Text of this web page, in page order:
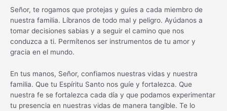
Señor, te rogamos que protejas y guíes a cada miembro de
nuestra familia. Líbranos de todo mal y peligro. Ayúdanos a
tomar decisiones sabias y a seguir el camino que nos
conduzca a ti. Permítenos ser instrumentos de tu amor y
gracia en el mundo.
En tus manos, Señor, confiamos nuestras vidas y nuestra
familia. Que tu Espíritu Santo nos guíe y fortalezca. Que
nuestra fe se fortalezca cada día y que podamos experimentar
tu presencia en nuestras vidas de manera tangible. Te lo